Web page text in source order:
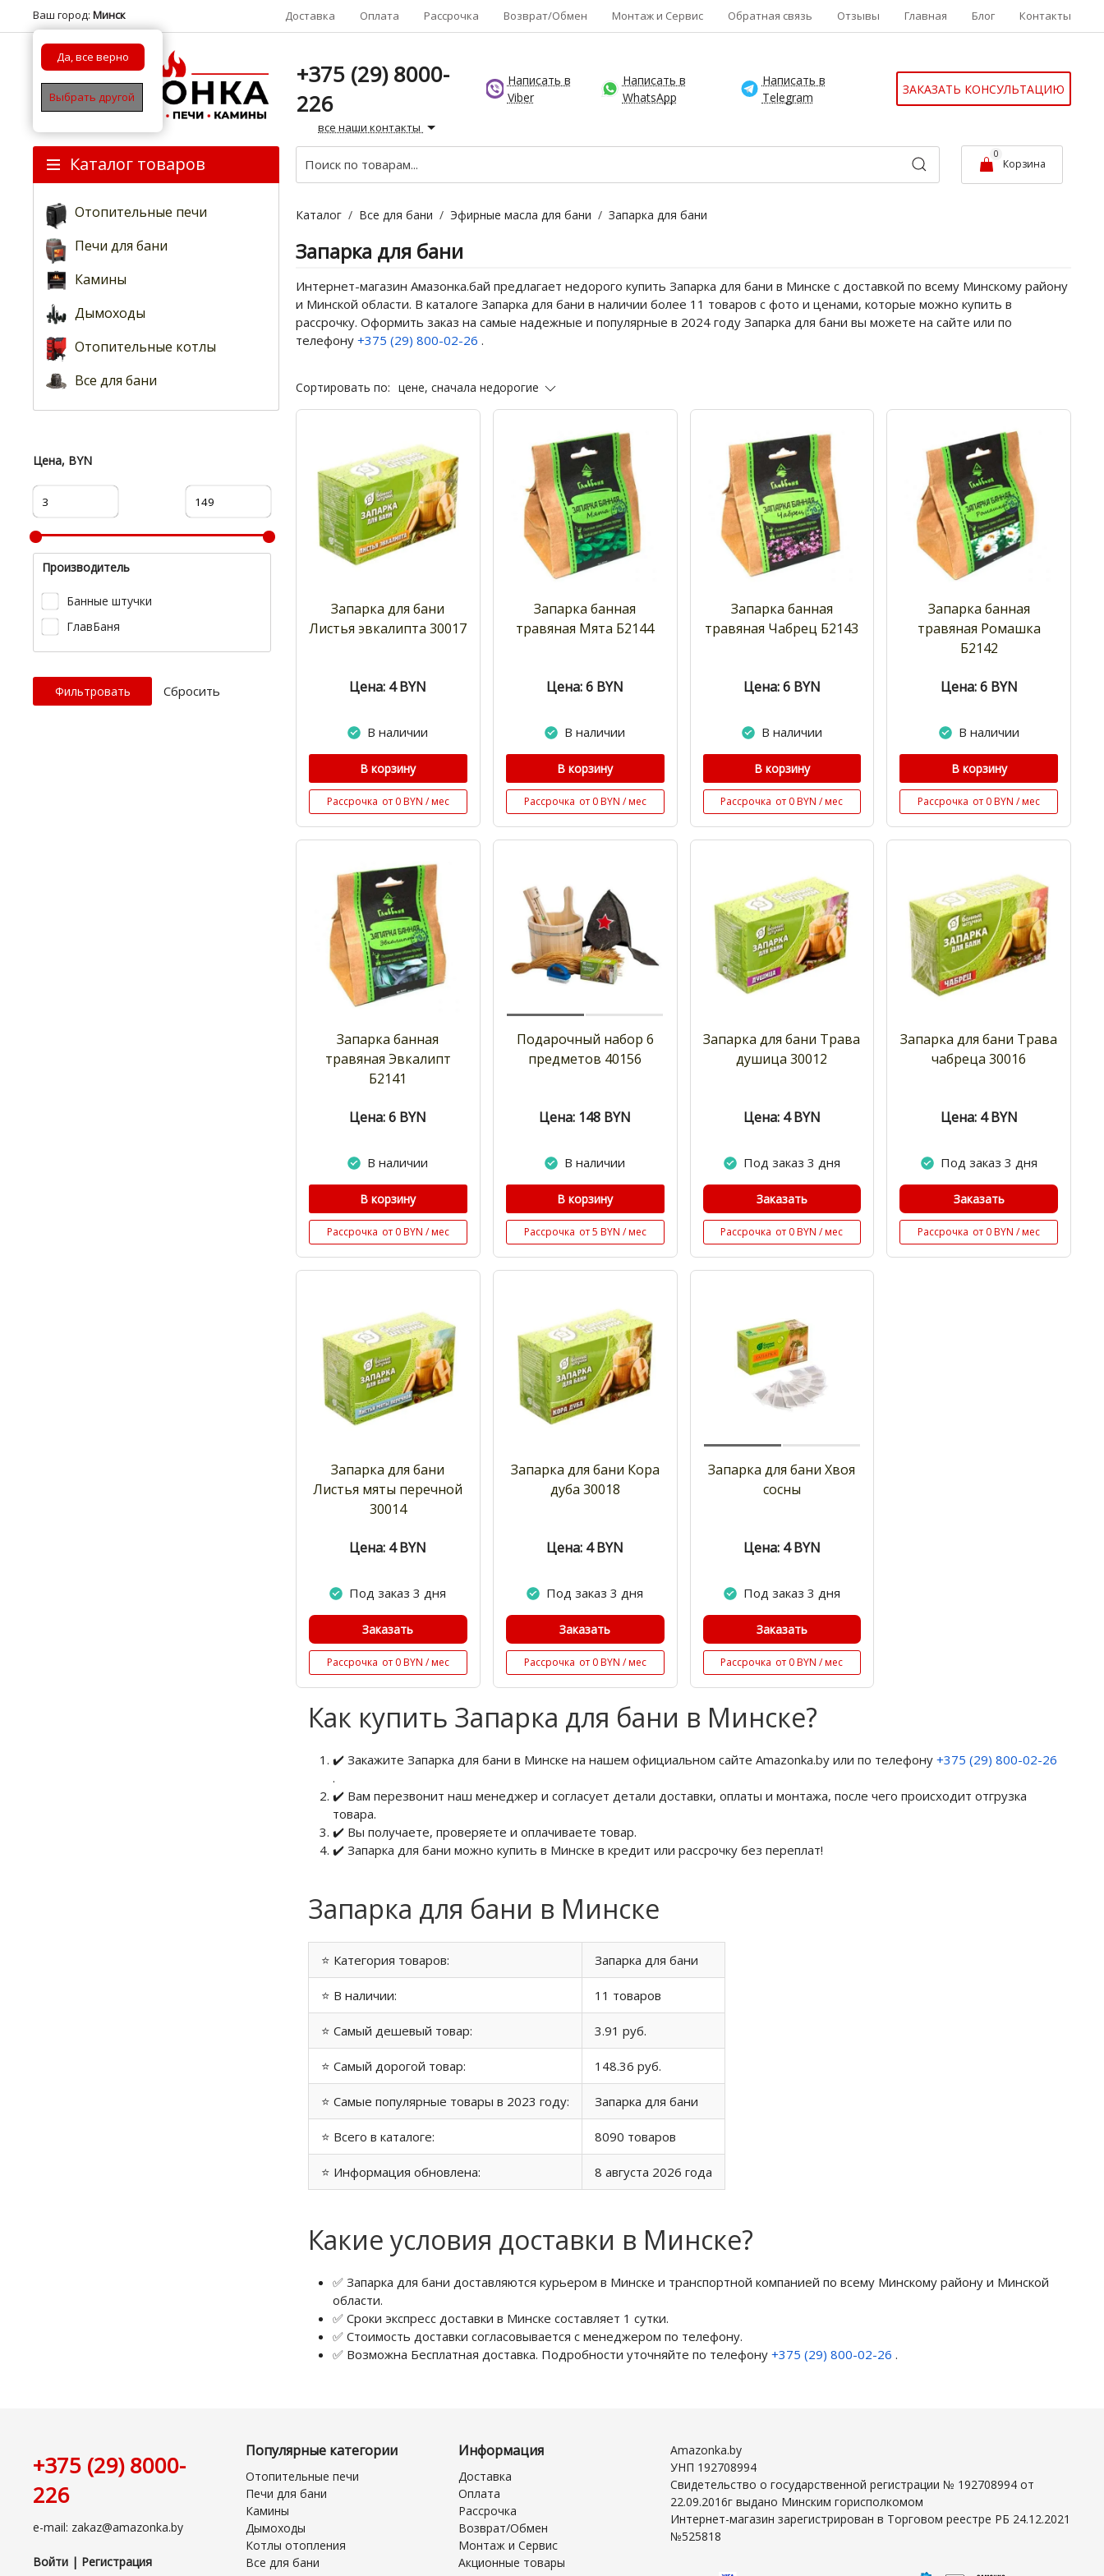
Ваш город: Минск
Да, все верно
Выбрать другой
Доставка Оплата Рассрочка Возврат/Обмен Монтаж и Сервис Обратная связь Отзывы Главная Блог Контакты
+375 (29) 8000-
226
все наши контакты
Написать в
Viber
Написать в
WhatsApp
Написать в
Telegram
ЗАКАЗАТЬ КОНСУЛЬТАЦИЮ
Каталог товаров
Отопительные печи
Печи для бани
Камины
Дымоходы
Отопительные котлы
Все для бани
0
Корзина
Цена, BYN
Производитель
Банные штучки
ГлавБаня
Cбросить
Каталог / Все для бани / Эфирные масла для бани / Запарка для бани
Запарка для бани
Интернет-магазин Амазонка.бай предлагает недорого купить Запарка для бани в Минске с доставкой по всему Минскому району
и Минской области. В каталоге Запарка для бани в наличии более 11 товаров с фото и ценами, которые можно купить в
рассрочку. Оформить заказ на самые надежные и популярные в 2024 году Запарка для бани вы можете на сайте или по
телефону +375 (29) 800-02-26 .
Сортировать по: цене, сначала недорогие
Запарка для бани
Листья эвкалипта 30017
Цена: 4 BYN
В наличии
В корзину
Рассрочка от 0 BYN / мес
Запарка банная
травяная Мята Б2144
Цена: 6 BYN
В наличии
В корзину
Рассрочка от 0 BYN / мес
Запарка банная
травяная Чабрец Б2143
Цена: 6 BYN
В наличии
В корзину
Рассрочка от 0 BYN / мес
Запарка банная
травяная Ромашка
Б2142
Цена: 6 BYN
В наличии
В корзину
Рассрочка от 0 BYN / мес
Запарка банная
травяная Эвкалипт
Б2141
Цена: 6 BYN
В наличии
В корзину
Рассрочка от 0 BYN / мес
Подарочный набор 6
предметов 40156
Цена: 148 BYN
В наличии
В корзину
Рассрочка от 5 BYN / мес
Запарка для бани Трава
душица 30012
Цена: 4 BYN
Под заказ 3 дня
Заказать
Рассрочка от 0 BYN / мес
Запарка для бани Трава
чабреца 30016
Цена: 4 BYN
Под заказ 3 дня
Заказать
Рассрочка от 0 BYN / мес
Запарка для бани
Листья мяты перечной
30014
Цена: 4 BYN
Под заказ 3 дня
Заказать
Рассрочка от 0 BYN / мес
Запарка для бани Кора
дуба 30018
Цена: 4 BYN
Под заказ 3 дня
Заказать
Рассрочка от 0 BYN / мес
Запарка для бани Хвоя
сосны
Цена: 4 BYN
Под заказ 3 дня
Заказать
Рассрочка от 0 BYN / мес
Как купить Запарка для бани в Минске?
✔️ Закажите Запарка для бани в Минске на нашем официальном сайте Amazonka.by или по телефону +375 (29) 800-02-26
.
✔️ Вам перезвонит наш менеджер и согласует детали доставки, оплаты и монтажа, после чего происходит отгрузка
товара.
✔️ Вы получаете, проверяете и оплачиваете товар.
✔️ Запарка для бани можно купить в Минске в кредит или рассрочку без переплат!
Запарка для бани в Минске
⭐ Категория товаров: Запарка для бани
⭐ В наличии: 11 товаров
⭐ Самый дешевый товар: 3.91 руб.
⭐ Самый дорогой товар: 148.36 руб.
⭐ Самые популярные товары в 2023 году: Запарка для бани
⭐ Всего в каталоге: 8090 товаров
⭐ Информация обновлена: 8 августа 2026 года
Какие условия доставки в Минске?
✅ Запарка для бани доставляются курьером в Минске и транспортной компанией по всему Минскому району и Минской
области.
✅ Сроки экспресс доставки в Минске составляет 1 сутки.
✅ Стоимость доставки согласовывается с менеджером по телефону.
✅ Возможна Бесплатная доставка. Подробности уточняйте по телефону +375 (29) 800-02-26 .
+375 (29) 8000-
226
e-mail: zakaz@amazonka.by
Войти | Регистрация
Популярные категории
Отопительные печи
Печи для бани
Камины
Дымоходы
Котлы отопления
Все для бани
Информация
Доставка
Оплата
Рассрочка
Возврат/Обмен
Монтаж и Сервис
Акционные товары
Amazonka.by
УНП 192708994
Свидетельство о государственной регистрации № 192708994 от
22.09.2016г выдано Минским горисполкомом
Интернет-магазин зарегистрирован в Торговом реестре РБ 24.12.2021
№525818